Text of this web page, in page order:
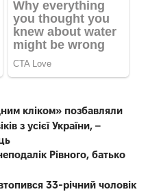
кліком» позбавляли
з усієї України, –
Рівного, батько
33-річний чоловік